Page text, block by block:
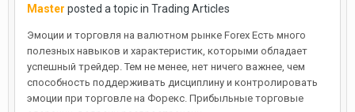
Master posted a topic in Trading Articles
Эмоции и торговля на валютном рынке Forex Есть много
полезных навыков и характеристик, которыми обладает
успешный трейдер. Тем не менее, нет ничего важнее, чем
способность поддерживать дисциплину и контролировать
эмоции при торговле на Форекс. Прибыльные торговые